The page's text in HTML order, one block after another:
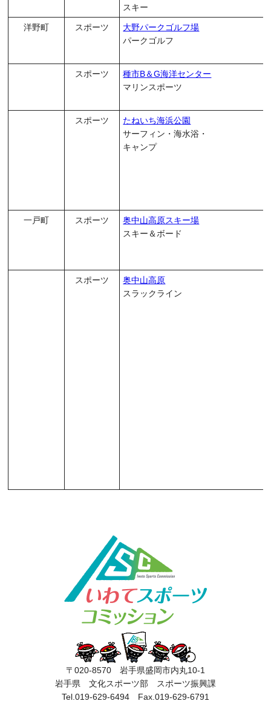
スキー
洋野町 スポーツ
大野パークゴルフ場
パークゴルフ
スポーツ
種市B＆G海洋センター
マリンスポーツ
スポーツ
たねいち海浜公園
サーフィン・海水浴・
キャンプ
一戸町 スポーツ
奥中山高原スキー場
スキー＆ボード
スポーツ
奥中山高原
スラックライン
〒020-8570 岩手県盛岡市内丸10-1
岩手県 文化スポーツ部 スポーツ振興課
Tel.019-629-6494 Fax.019-629-6791